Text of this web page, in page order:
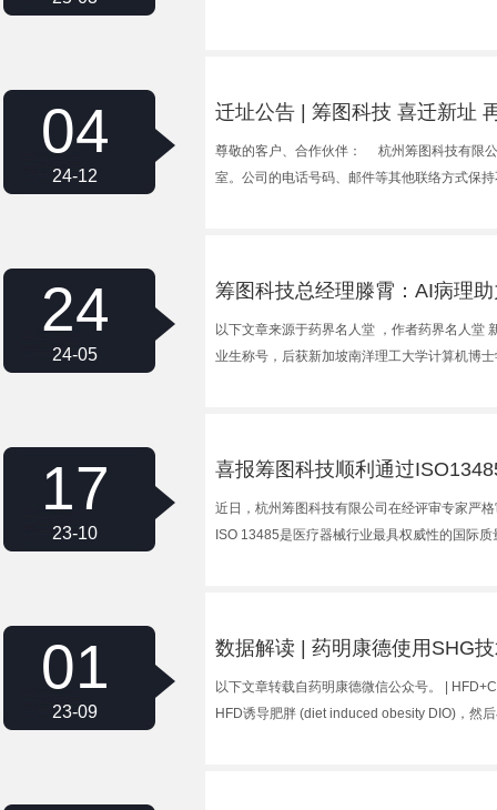
04
24-12
迁址公告 | 筹图科技 喜迁新址
尊敬的客户、合作伙伴： 杭州筹图科技有限
室。公司的电话号码、邮件等其他联络方式保
24
24-05
筹图科技总经理滕霄：AI病理
以下文章来源于药界名人堂 ，作者药界名人堂
业生称号，后获新加坡南洋理工大学计算机博
17
23-10
喜报筹图科技顺利通过
近日，杭州筹图科技有限公司在经评审专家严
ISO 13485是医疗器械行业最具权威性的国际
01
23-09
数据解读 | 药明康德使用SHG
以下文章转载自药明康德微信公众号。 |
HFD诱导肥胖 (diet induced obesity DIO)，然